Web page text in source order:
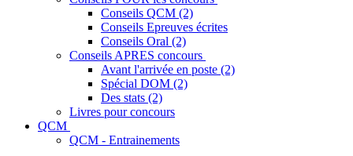
Conseils QCM (2)
Conseils Epreuves écrites
Conseils Oral (2)
Conseils APRES concours
Avant l'arrivée en poste (2)
Spécial DOM (2)
Des stats (2)
Livres pour concours
QCM
QCM - Entrainements